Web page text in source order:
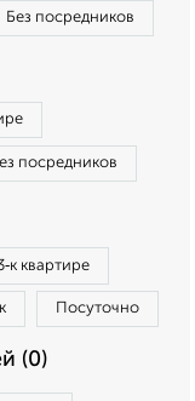
Без посредников
посредников
квартире
Посуточно
(0)